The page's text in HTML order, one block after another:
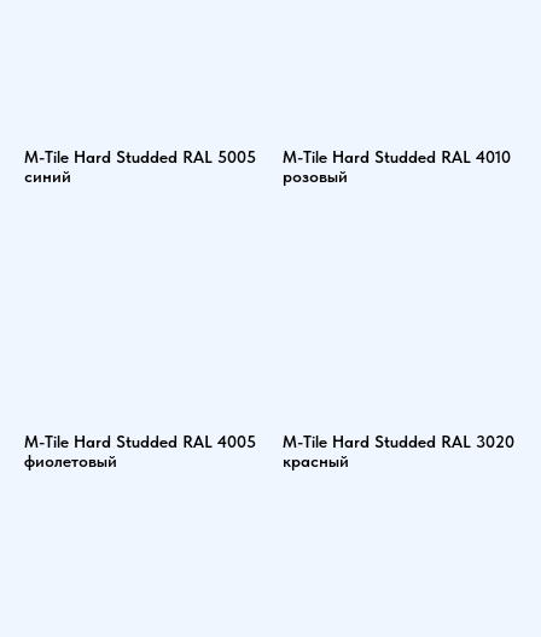
M-Tile Hard Studded RAL 5005
синий
M-Tile Hard Studded RAL 4010
розовый
M-Tile Hard Studded RAL 4005
фиолетовый
M-Tile Hard Studded RAL 3020
красный